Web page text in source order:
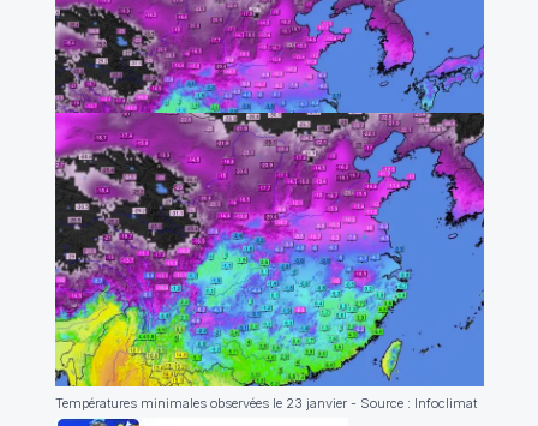
Températures minimales observées le 23 janvier - Source : Infoclimat